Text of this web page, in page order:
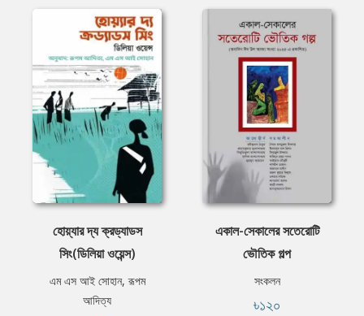
হোয়্যার দ্য ক্রড্যাডস
সিং(ডিলিয়া ওয়েন্স)
এম এস আই সোহান, রূপম
আদিত্য
একাল-সেকালের সতেরোটি
ভৌতিক গল্প
সংকলন
৳১২০